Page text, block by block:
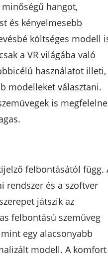
hangot,
és kényelmesebb
költséges modell
a VR világába való
használatot illeti,
modelleket választani.
is
felbontásától függ.
rendszer és a szoftver
játszik az
felbontású szemüveg
egy alacsonyabb
modell. A komfort